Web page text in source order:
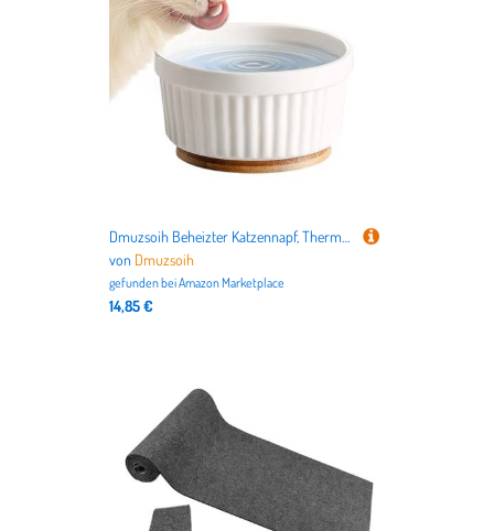
Dmuzsoih Beheizter Katzennapf, Thermostatischer Katzenfutter-Wassernapf – Keramik-Haustierfutterschale für Zuhause und draußen, Winter-Futterstation für Hunde
von Dmuzsoih
gefunden beiAmazon Marketplace
14,85 €